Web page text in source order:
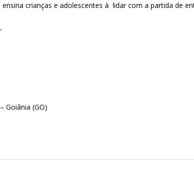
crianças e adolescentes à lidar com a partida de
Goiânia (GO)